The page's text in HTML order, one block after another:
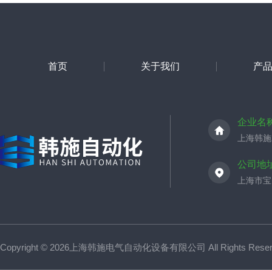
首页 关于我们 产
企业名
上海韩
公司地
上海市
Copyright © 2026上海韩施电气自动化设备有限公司 All Rights